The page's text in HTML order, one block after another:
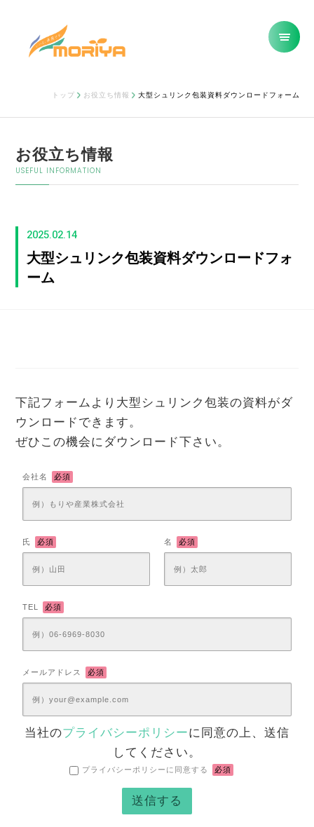
トップ お役立ち情報 大型シュリンク包装資料ダウンロードフォーム
お役立ち情報
USEFUL INFORMATION
2025.02.14
大型シュリンク包装資料ダウンロードフォ
ーム
下記フォームより大型シュリンク包装の資料がダ
ウンロードできます。
ぜひこの機会にダウンロード下さい。
会社名 必須
氏 必須 名 必須
TEL 必須
メールアドレス 必須
当社のプライバシーポリシーに同意の上、送信
してください。
プライバシーポリシーに同意する 必須